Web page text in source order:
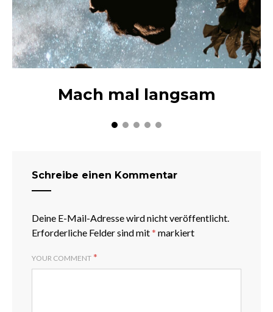
Mach mal langsam
Schreibe einen Kommentar
Deine E-Mail-Adresse wird nicht veröffentlicht.
Erforderliche Felder sind mit* markiert
YOUR COMMENT *